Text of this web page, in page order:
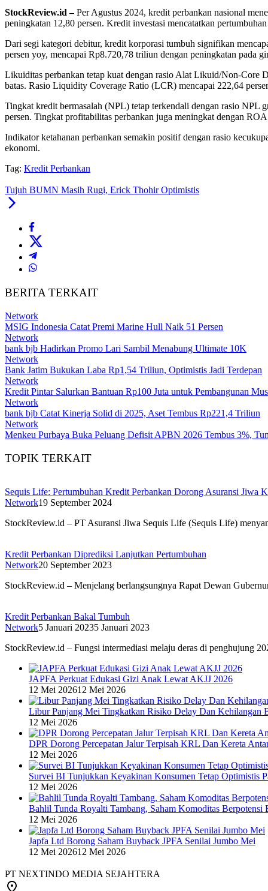
StockReview.id –Per Agustus 2024, kredit perbankan nasional
peningkatan 12,80 persen. Kredit investasi mencatatkan
Dari segi kategori debitur, kredit korporasi tumbuh signifikan
persen yoy, mencapai Rp8.720,78 triliun dengan peningkatan pada
Likuiditas perbankan tetap kuat dengan rasio Alat Likuid/Non-Core
batas. Rasio Liquidity Coverage Ratio (LCR) mencapai 222,64
Tingkat kredit bermasalah (NPL) tetap terkendali dengan rasio NPL
persen. Tingkat profitabilitas perbankan juga meningkat dengan
Indikator ketahanan perbankan semakin positif dengan rasio
ekonomi.
Tag: Kredit Perbankan
Tujuh BUMN Masih Rugi, Erick Thohir Optimistis
BERITA TERKAIT
Network
MSIG Indonesia Catat Premi Marine Hull Naik 51 Persen
Network
bank bjb Hadirkan Promo Lari Sambil Menabung Ultimate 10K
Network
Bank Jatim Bukukan Laba Rp1,54 Triliun, Optimistis Jadi Terdepan
Network
Kredit Pintar Salurkan Bantuan Rp100 Juta untuk Pembangunan
Network
bank bjb Catat Kinerja Solid di 2025, Aset Tembus Rp221,4 Triliun
Network
Menkeu Purbaya Buka Peluang Defisit APBN 2026 Tembus 3%,
TOPIK TERKAIT
Sequis Life: Pertumbuhan Kredit Perbankan Dorong Asuransi Jiwa
Network19 September 2024
StockReview.id – PT Asuransi Jiwa Sequis Life (Sequis Life)
Kredit Perbankan Diprediksi Lanjutkan Pertumbuhan
Network20 September 2023
StockReview.id – Menjelang berlangsungnya Rapat Dewan
Kredit Perbankan Bakal Tumbuh
Network5 Januari 20235 Januari 2023
StockReview.id – Fungsi intermediasi melaju deras di penghujung
JAPFA Perkuat Edukasi Gizi Anak Lewat AKJJ 2026
12 Mei 202612 Mei 2026
Libur Panjang Mei Tingkatkan Risiko Delay Dan Kehilangan
12 Mei 2026
DPR Dorong Percepatan Jalur Terpisah KRL Dan Kereta
12 Mei 2026
Survei BI Tunjukkan Keyakinan Konsumen Tetap Optimistis
12 Mei 2026
Bahlil Tunda Royalti Tambang, Saham Komoditas Berpotensi
12 Mei 2026
Japfa Ltd Borong Saham Buyback JPFA Senilai Jumbo Mei
12 Mei 202612 Mei 2026
PT NEXTINDO MEDIA SEJAHTERA